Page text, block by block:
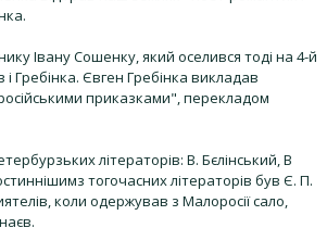
Івану Сошенку, який оселився тоді на 4-й
Гребінка. Євген Гребінка викладав
приказками", перекладом
літераторів: В. Бєлінський, В
тогочасних літераторів був Є. П.
коли одержував з Малоросії сало,